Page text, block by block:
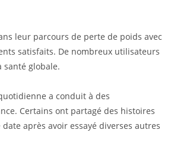
leur parcours de perte de poids avec
satisfaits. De nombreux utilisateurs
santé globale.
a conduit à des
Certains ont partagé des histoires
après avoir essayé diverses autres